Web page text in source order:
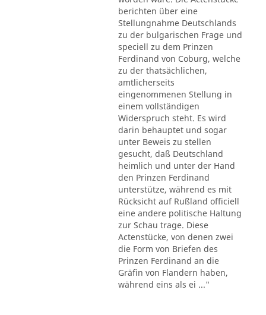
berichten über eine
Stellungnahme Deutschlands
zu der bulgarischen Frage und
speciell zu dem Prinzen
Ferdinand von Coburg, welche
zu der thatsächlichen,
amtlicherseits
eingenommenen Stellung in
einem vollständigen
Widerspruch steht. Es wird
darin behauptet und sogar
unter Beweis zu stellen
gesucht, daß Deutschland
heimlich und unter der Hand
den Prinzen Ferdinand
unterstütze, während es mit
Rücksicht auf Rußland officiell
eine andere politische Haltung
zur Schau trage. Diese
Actenstücke, von denen zwei
die Form von Briefen des
Prinzen Ferdinand an die
Gräfin von Flandern haben,
während eins als ei ..."